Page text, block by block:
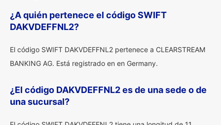
¿A quién pertenece el código SWIFT
DAKVDEFFNL2?
El código SWIFT DAKVDEFFNL2 pertenece a CLEARSTREAM
BANKING AG. Está registrado en en Germany.
¿El código DAKVDEFFNL2 es de una sede o de
una sucursal?